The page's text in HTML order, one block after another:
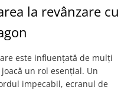
la revânzare cu
este influențată de mulți
un rol esențial. Un
impecabil, ecranul de